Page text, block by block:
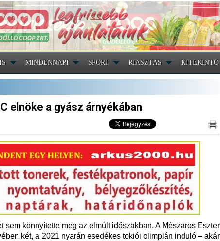
MINDENNAPI SPORT RIASZTÁS KITEKINTŐ
elnöke a gyász árnyékában
könnyítette meg az elmúlt időszakban. A Mészáros Eszter
két, a 2021 nyarán esedékes tokiói olimpián induló – akár